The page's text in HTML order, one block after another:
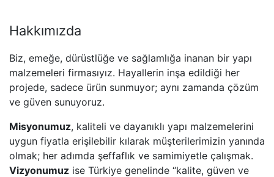
Hakkımızda
Biz, emeğe, dürüstlüğe ve sağlamlığa inanan bir yapı
malzemeleri firmasıyız. Hayallerin inşa edildiği her
projede, sadece ürün sunmuyor; aynı zamanda çözüm
ve güven sunuyoruz.
Misyonumuz, kaliteli ve dayanıklı yapı malzemelerini
uygun fiyatla erişilebilir kılarak müşterilerimizin yanında
olmak; her adımda şeffaflık ve samimiyetle çalışmak.
Vizyonumuz ise Türkiye genelinde “kalite, güven ve